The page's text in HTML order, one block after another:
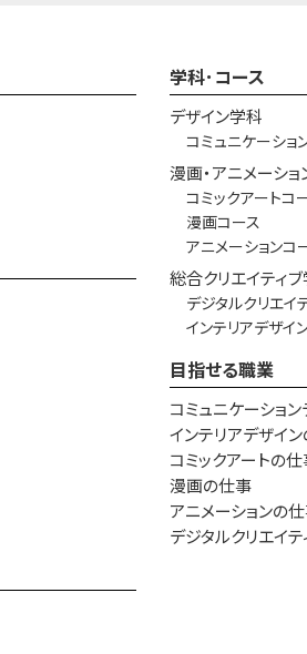
学科･コース
デザイン学科
コミュニケーショ
漫画・アニメーシ
コミックアートコ
漫画コース
アニメーションコ
総合クリエイティ
デジタルクリエイ
インテリアデザイ
目指せる職業
コミュニケーショ
インテリアデザイ
コミックアートの
漫画の仕事
アニメーションの
デジタルクリエイ